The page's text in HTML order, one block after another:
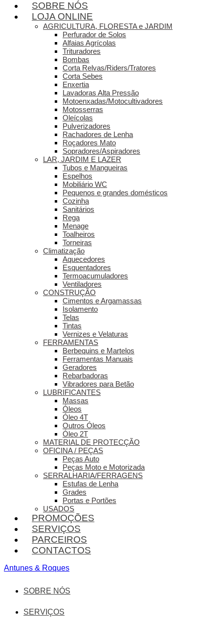
SOBRE NÓS
LOJA ONLINE
AGRICULTURA, FLORESTA e JARDIM
Perfurador de Solos
Alfaias Agrícolas
Trituradores
Bombas
Corta Relvas/Riders/Tratores
Corta Sebes
Enxertia
Lavadoras Alta Pressão
Motoenxadas/Motocultivadores
Motosserras
Oleícolas
Pulverizadores
Rachadores de Lenha
Roçadores Mato
Sopradores/Aspiradores
LAR, JARDIM E LAZER
Tubos e Mangueiras
Espelhos
Mobiliário WC
Pequenos e grandes domésticos
Cozinha
Sanitários
Rega
Menage
Toalheiros
Torneiras
Climatização
Aquecedores
Esquentadores
Termoacumuladores
Ventiladores
CONSTRUÇÃO
Cimentos e Argamassas
Isolamento
Telas
Tintas
Vernizes e Velaturas
FERRAMENTAS
Berbequins e Martelos
Ferramentas Manuais
Geradores
Rebarbadoras
Vibradores para Betão
LUBRIFICANTES
Massas
Óleos
Óleo 4T
Outros Óleos
Óleo 2T
MATERIAL DE PROTECÇÃO
OFICINA / PEÇAS
Peças Auto
Peças Moto e Motorizada
SERRALHARIA/FERRAGENS
Estufas de Lenha
Grades
Portas e Portões
USADOS
PROMOÇÕES
SERVIÇOS
PARCEIROS
CONTACTOS
Antunes & Roques
SOBRE NÓS
SERVIÇOS